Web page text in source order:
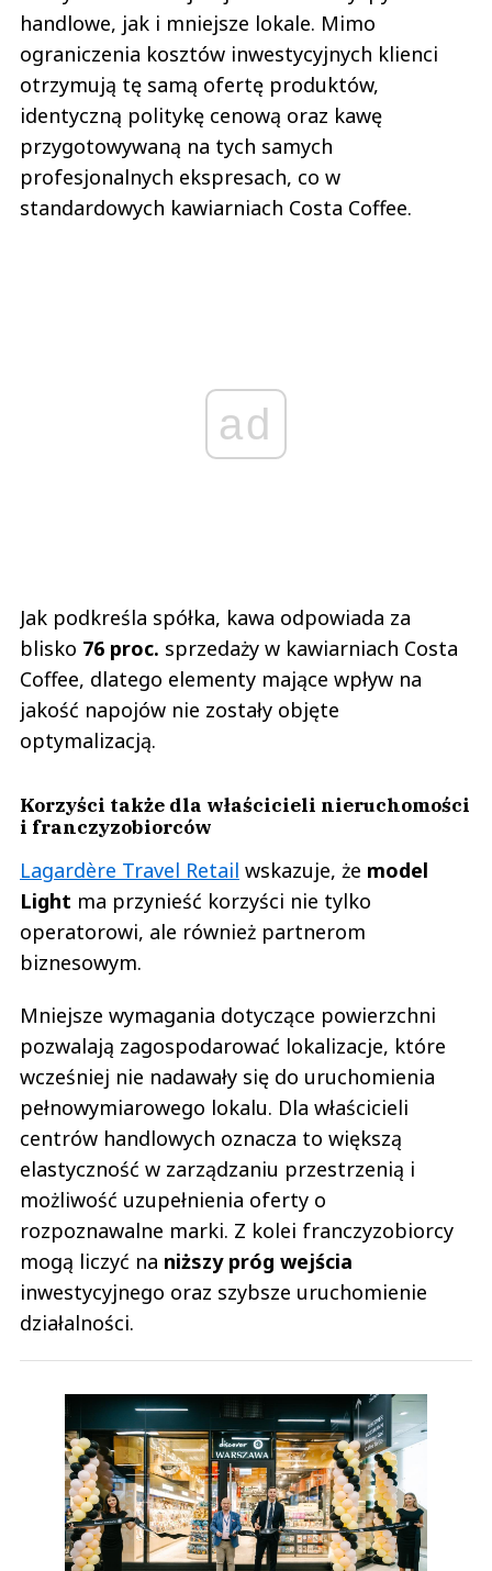
handlowe, jak i mniejsze lokale. Mimo
ograniczenia kosztów inwestycyjnych klienci
otrzymują tę samą ofertę produktów,
identyczną politykę cenową oraz kawę
przygotowywaną na tych samych
profesjonalnych ekspresach, co w
standardowych kawiarniach Costa Coffee.
ad
Jak podkreśla spółka, kawa odpowiada za
blisko 76 proc. sprzedaży w kawiarniach Costa
Coffee, dlatego elementy mające wpływ na
jakość napojów nie zostały objęte
optymalizacją.
Korzyści także dla właścicieli nieruchomości
i franczyzobiorców
Lagardère Travel Retail wskazuje, że model
Light ma przynieść korzyści nie tylko
operatorowi, ale również partnerom
biznesowym.
Mniejsze wymagania dotyczące powierzchni
pozwalają zagospodarować lokalizacje, które
wcześniej nie nadawały się do uruchomienia
pełnowymiarowego lokalu. Dla właścicieli
centrów handlowych oznacza to większą
elastyczność w zarządzaniu przestrzenią i
możliwość uzupełnienia oferty o
rozpoznawalne marki. Z kolei franczyzobiorcy
mogą liczyć na niższy próg wejścia
inwestycyjnego oraz szybsze uruchomienie
działalności.